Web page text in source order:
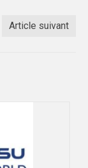
Article suivant